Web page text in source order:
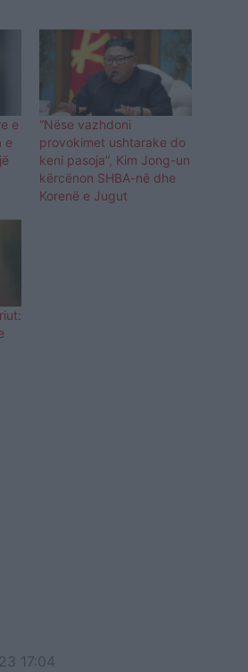
e
e
“Nëse vazhdoni
provokimet ushtarake do
keni pasoja”, Kim Jong-un
kërcënon SHBA-në dhe
Korenë e Jugut
17:04